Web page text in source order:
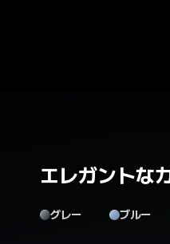
エレガントな
グレー ブルー